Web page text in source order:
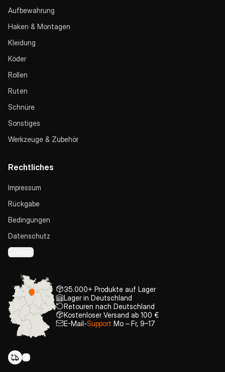
Aufbewahrung
Haken & Montagen
Kleidung
Köder
Rollen
Ruten
Schnüre
Sonstiges
Werkzeuge & Zubehör
Rechtliches
Impressum
Rückgabe
Bedingungen
Datenschutz
Cookies
35.000+ Produkte auf Lager
Lager in Deutschland
Retouren nach Deutschland
Kostenloser Versand ab 100 €
E-Mail-Support Mo – Fr, 9–17